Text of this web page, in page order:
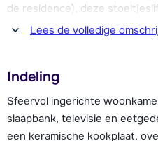
de residence), deze
minuten op 2.100 meter
spectaculaire skigebied met
In het centrum van Collons
skischool, skiverhuur en een
centrum is op ca.1 km. In
terecht voor kinderopvang
Lees de volledige
Indeling
Sfeervol ingerichte
slaapbank, televisie en
een keramische kookplaat,